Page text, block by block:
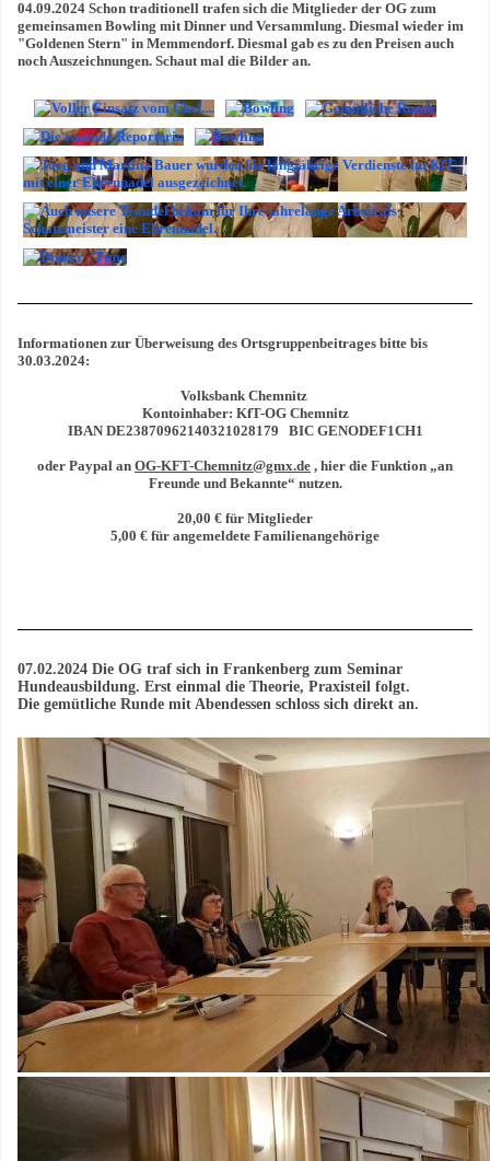
04.09.2024 Schon traditionell trafen sich die Mitglieder der OG zum
gemeinsamen Bowling mit Dinner und Versammlung. Diesmal wieder im
"Goldenen Stern" in Memmendorf. Diesmal gab es zu den Preisen auch
noch Auszeichnungen. Schaut mal die Bilder an.
Informationen zur Überweisung des Ortsgruppenbeitrages bitte bis
30.03.2024:
Volksbank Chemnitz
Kontoinhaber: KfT-OG Chemnitz
IBAN DE23870962140321028179 BIC GENODEF1CH1
oder Paypal an OG-KFT-Chemnitz@gmx.de , hier die Funktion „an
Freunde und Bekannte“ nutzen.
20,00 € für Mitglieder
5,00 € für angemeldete Familienangehörige
07.02.2024 Die OG traf sich in Frankenberg zum Seminar
Hundeausbildung. Erst einmal die Theorie, Praxisteil folgt.
Die gemütliche Runde mit Abendessen schloss sich direkt an.